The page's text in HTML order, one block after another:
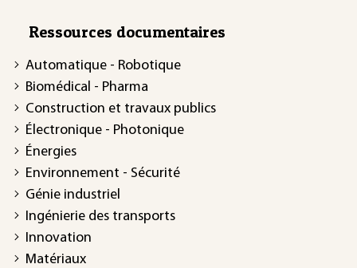
Ressources documentaires
Automatique - Robotique
Biomédical - Pharma
Construction et travaux publics
Électronique - Photonique
Énergies
Environnement - Sécurité
Génie industriel
Ingénierie des transports
Innovation
Matériaux